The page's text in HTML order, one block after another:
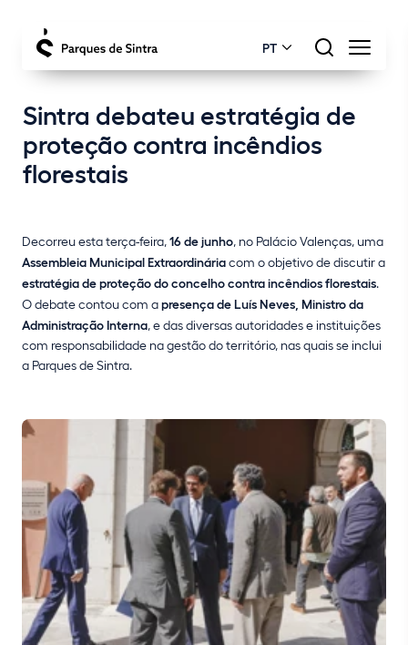
PT
Sintra debateu estratégia de
proteção contra incêndios
florestais
Decorreu esta terça-feira,16 de junho, no Palácio Valenças, uma
Assembleia Municipal Extraordináriacom o objetivo de discutir a
estratégia de proteção do concelho contra incêndios florestais.
O debate contou com apresença de Luís Neves, Ministro da
Administração Interna, e das diversas autoridades e instituições
com responsabilidade na gestão do território, nas quais se inclui
a Parques de Sintra.